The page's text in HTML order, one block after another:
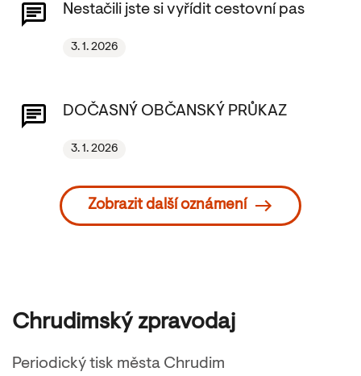
Nestačili jste si vyřídit cestovní pas
3. 1. 2026
DOČASNÝ OBČANSKÝ PRŮKAZ
3. 1. 2026
Zobrazit další oznámení
Chrudimský zpravodaj
Periodický tisk města Chrudim